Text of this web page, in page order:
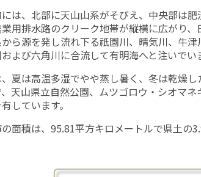
は、北部に天山山系がそびえ、中央部は
用排水路のクリーク地帯が縦横に広がり
ら源を発し流れ下る祇園川、晴気川、牛津
よび六角川に合流して有明海へと注いでい
夏は高温多湿でやや蒸し暑く、冬は乾燥
天山県立自然公園、ムツゴロウ・シオマ
しています。
面積は、95.81平方キロメートルで県土の